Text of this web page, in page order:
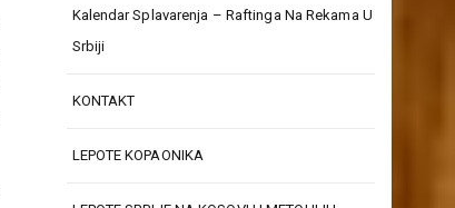
Kalendar Splavarenja – Raftinga Na Rekama U
Srbiji
KONTAKT
LEPOTE KOPAONIKA